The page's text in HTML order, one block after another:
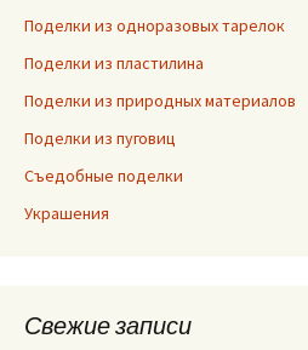
Поделки из одноразовых тарелок
Поделки из пластилина
Поделки из природных материалов
Поделки из пуговиц
Съедобные поделки
Украшения
Свежие записи